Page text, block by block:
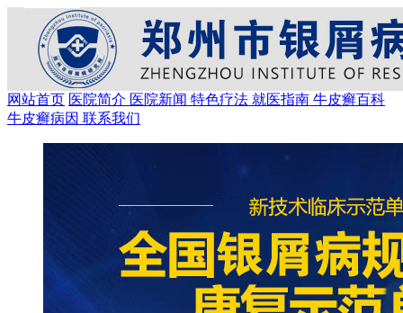
网站首页 医院简介 医院新闻 特色疗法 就医指南 牛皮癣百科
牛皮癣病因 联系我们